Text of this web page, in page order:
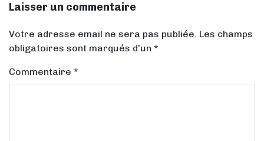
Laisser un commentaire
Votre adresse email ne sera pas publiée. Les champs
obligatoires sont marqués d'un *
Commentaire *